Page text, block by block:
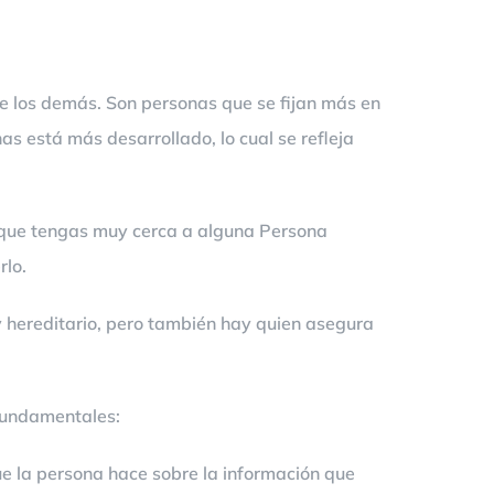
demás. Son personas que se fijan más en
está más desarrollado, lo cual se refleja
tengas muy cerca a alguna Persona
pero también hay quien asegura
la persona hace sobre la información que